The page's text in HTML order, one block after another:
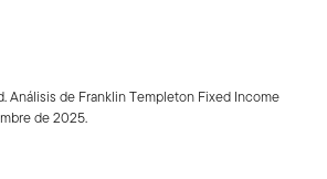
Análisis de Franklin Templeton Fixed Income
de 2025.